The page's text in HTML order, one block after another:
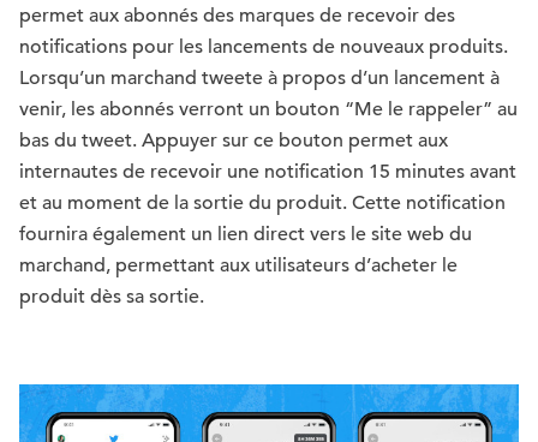
permet aux abonnés des marques de recevoir des
notifications pour les lancements de nouveaux produits.
Lorsqu’un marchand tweete à propos d’un lancement à
venir, les abonnés verront un bouton “Me le rappeler” au
bas du tweet. Appuyer sur ce bouton permet aux
internautes de recevoir une notification 15 minutes avant
et au moment de la sortie du produit. Cette notification
fournira également un lien direct vers le site web du
marchand, permettant aux utilisateurs d’acheter le
produit dès sa sortie.